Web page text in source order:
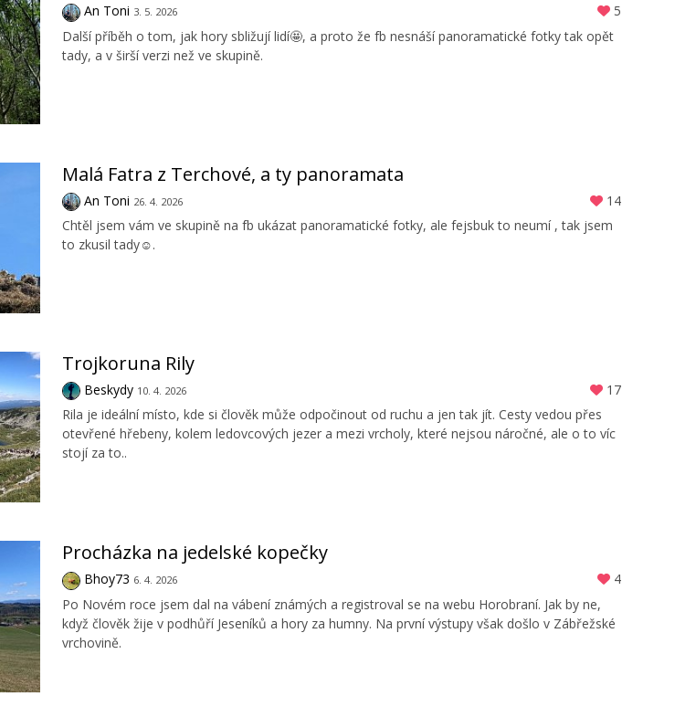
An Toni 3. 5. 2026
5
Další příběh o tom, jak hory sbližují lidí🤩, a proto že fb nesnáší panoramatické fotky tak opět
tady, a v širší verzi než ve skupině.
Malá Fatra z Terchové, a ty panoramata
An Toni 26. 4. 2026
14
Chtěl jsem vám ve skupině na fb ukázat panoramatické fotky, ale fejsbuk to neumí , tak jsem
to zkusil tady☺️.
Trojkoruna Rily
Beskydy 10. 4. 2026
17
Rila je ideální místo, kde si člověk může odpočinout od ruchu a jen tak jít. Cesty vedou přes
otevřené hřebeny, kolem ledovcových jezer a mezi vrcholy, které nejsou náročné, ale o to víc
stojí za to..
Procházka na jedelské kopečky
Bhoy73 6. 4. 2026
4
Po Novém roce jsem dal na vábení známých a registroval se na webu Horobraní. Jak by ne,
když člověk žije v podhůří Jeseníků a hory za humny. Na první výstupy však došlo v Zábřežské
vrchovině.